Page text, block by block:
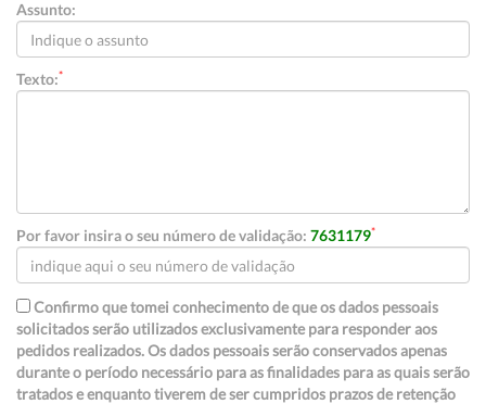
Assunto:
Texto:*
Por favor insira o seu número de validação: 7631179*
Confirmo que tomei conhecimento de que os dados pessoais
solicitados serão utilizados exclusivamente para responder aos
pedidos realizados. Os dados pessoais serão conservados apenas
durante o período necessário para as finalidades para as quais serão
tratados e enquanto tiverem de ser cumpridos prazos de retenção